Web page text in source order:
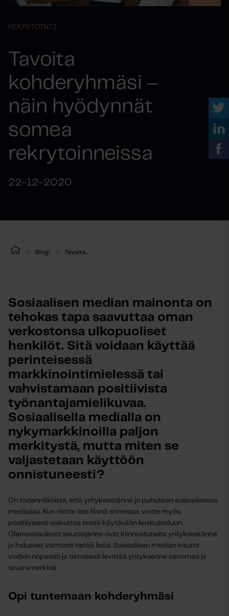
REKRYTOINTI
Tavoita
kohderyhmäsi –
näin hyödynnät
somea
rekrytoinneissa
22-12-2020
Blogi Tavoita...
Sosiaalisen median mainonta on
tehokas tapa saavuttaa oman
verkostonsa ulkopuoliset
henkilöt. Sitä voidaan käyttää
perinteisessä
markkinointimielessä tai
vahvistamaan positiivista
työnantajamielikuvaa.
Sosiaalisella medialla on
nykymarkkinoilla paljon
merkitystä, mutta miten se
valjastetaan käyttöön
onnistuneesti?
On todennäköistä, että yrityksestänne jo puhutaan sosiaalisessa
mediassa. Kun olette itse läsnä somessa, voitte myös
positiivisesti vaikuttaa teistä käytävään keskusteluun.
Olemassaolevat seuraajanne ovat kiinnostuneita yrityksestänne
ja haluavat varmasti tietää lisää. Sosiaalisen median kautta
voitkin nopeasti ja tietoisesti levittää yrityksenne sanomaa ja
tavaramerkkiä.
Opi tuntemaan kohderyhmäsi